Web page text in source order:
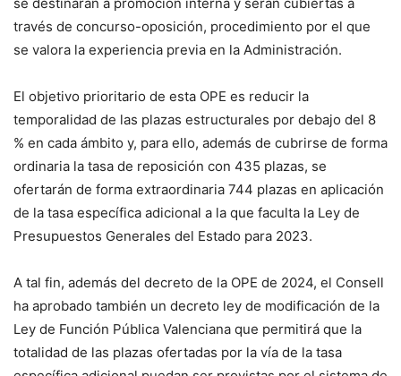
través de concurso-oposición, procedimiento por el que
se valora la experiencia previa en la Administración.
El objetivo prioritario de esta OPE es reducir la
temporalidad de las plazas estructurales por debajo del 8
% en cada ámbito y, para ello, además de cubrirse de forma
ordinaria la tasa de reposición con 435 plazas, se
ofertarán de forma extraordinaria 744 plazas en aplicación
de la tasa específica adicional a la que faculta la Ley de
Presupuestos Generales del Estado para 2023.
A tal fin, además del decreto de la OPE de 2024, el Consell
ha aprobado también un decreto ley de modificación de la
Ley de Función Pública Valenciana que permitirá que la
totalidad de las plazas ofertadas por la vía de la tasa